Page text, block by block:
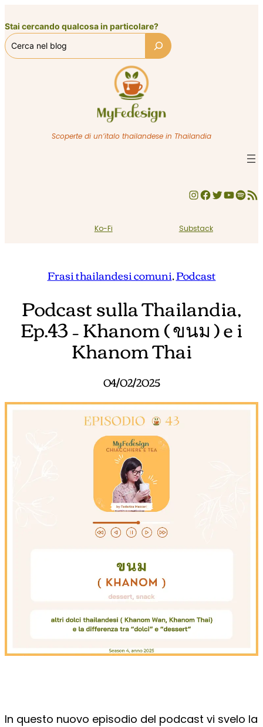
al
contenuto
Stai cercando qualcosa in particolare?
Scoperte di un’italo thailandese in Thailandia
InstagramFacebook Twitter YouTube Spotify Feed RSS
Ko-Fi Substack
Frasi thailandesi comuni, Podcast
Podcast sulla Thailandia,
Ep.43 – Khanom ( ขนม ) e i
Khanom Thai
04/02/2025
In questo nuovo episodio del podcast vi svelo la